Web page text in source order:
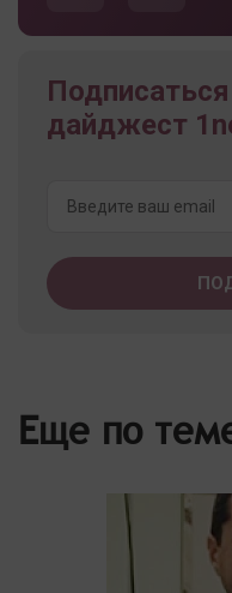
дайджест
Еще по